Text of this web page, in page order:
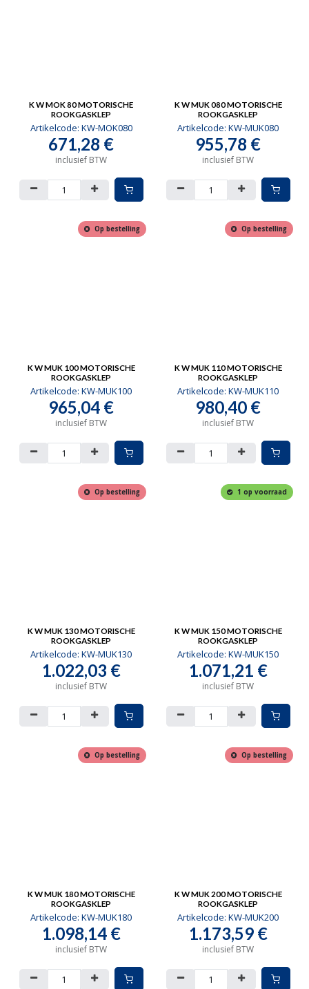
K W MOK 80 MOTORISCHE
ROOKGASKLEP
Artikelcode: KW-MOK080
671,28 €
inclusief BTW
K W MUK 080 MOTORISCHE
ROOKGASKLEP
Artikelcode: KW-MUK080
955,78 €
inclusief BTW
Op bestelling
K W MUK 100 MOTORISCHE
ROOKGASKLEP
Artikelcode: KW-MUK100
965,04 €
inclusief BTW
Op bestelling
K W MUK 110 MOTORISCHE
ROOKGASKLEP
Artikelcode: KW-MUK110
980,40 €
inclusief BTW
Op bestelling
K W MUK 130 MOTORISCHE
ROOKGASKLEP
Artikelcode: KW-MUK130
1.022,03 €
inclusief BTW
1 op voorraad
K W MUK 150 MOTORISCHE
ROOKGASKLEP
Artikelcode: KW-MUK150
1.071,21 €
inclusief BTW
Op bestelling
K W MUK 180 MOTORISCHE
ROOKGASKLEP
Artikelcode: KW-MUK180
1.098,14€
inclusief BTW
Op bestelling
K W MUK 200 MOTORISCHE
ROOKGASKLEP
Artikelcode: KW-MUK200
1.173,59€
inclusief BTW